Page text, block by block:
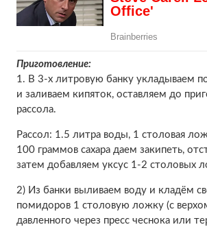
Приготовление:
1. В 3-х литровую банку укладываем
и заливаем кипяток, оставляем до
рассола.
Рассол: 1.5 литра воды, 1 столовая
100 граммов сахара даем закипеть,
затем добавляем уксус 1-2 столовых
2) Из банки выливаем воду и кладём
помидоров 1 столовую ложку (с
давленного через пресс чеснока или